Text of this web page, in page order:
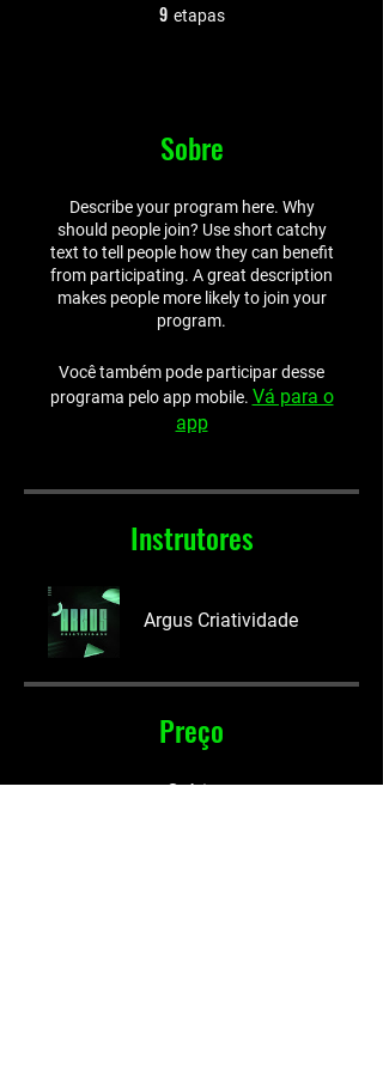
9 etapas
Sobre
Describe your program here. Why
should people join? Use short catchy
text to tell people how they can benefit
from participating. A great description
makes people more likely to join your
program.
Você também pode participar desse
programa pelo app mobile. Vá para o
app
Instrutores
Argus Criatividade
Preço
Grátis